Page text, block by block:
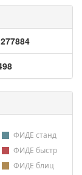
277884
ФИДЕ станд
ФИДЕ быстр
ФИДЕ блиц